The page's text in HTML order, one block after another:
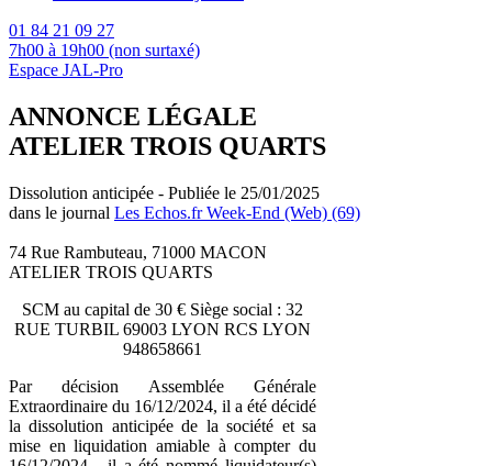
01 84 21 09 27
7h00 à 19h00 (non surtaxé)
Espace JAL-Pro
ANNONCE LÉGALE
ATELIER TROIS QUARTS
Dissolution anticipée - Publiée le 25/01/2025
dans le journal Les Echos.fr Week-End (Web) (69)
74 Rue Rambuteau, 71000 MACON
ATELIER TROIS QUARTS
SCM au capital de 30 € Siège social : 32
RUE TURBIL 69003 LYON RCS LYON
948658661
Par décision Assemblée Générale
Extraordinaire du 16/12/2024, il a été décidé
la dissolution anticipée de la société et sa
mise en liquidation amiable à compter du